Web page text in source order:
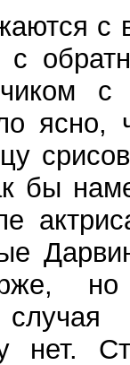
с
с
ясно,
бы
нет.